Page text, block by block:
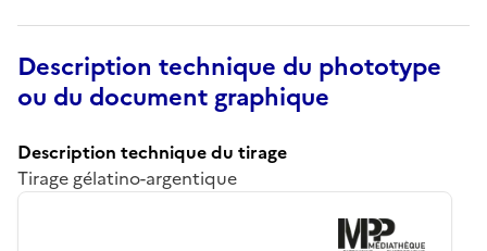
Description technique du phototype
ou du document graphique
Description technique du tirage
Tirage gélatino-argentique